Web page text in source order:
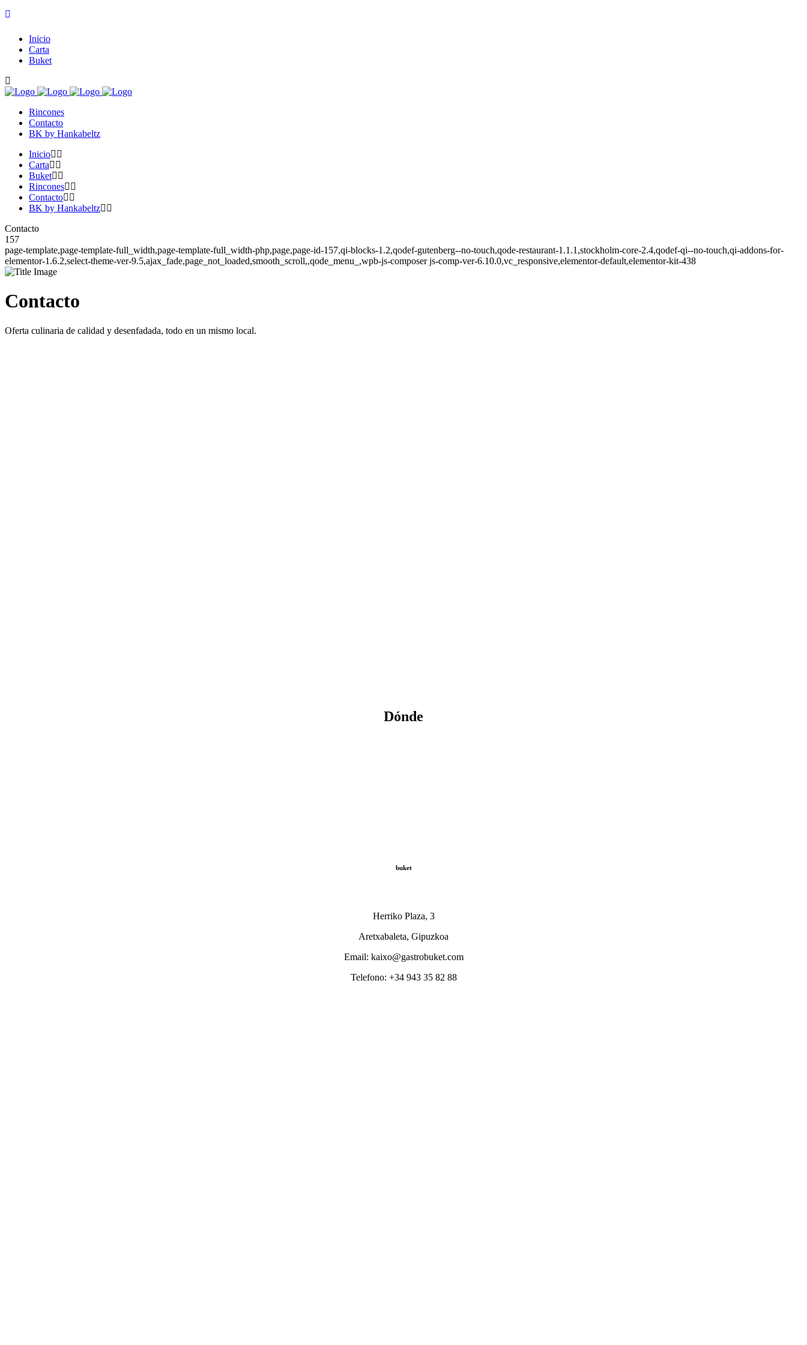
Inicio
Carta
Buket
Rincones
Contacto
BK by Hankabeltz
Inicio
Carta
Buket
Rincones
Contacto
BK by Hankabeltz
Contacto
157
page-template,page-template-full_width,page-template-full_width-php,page,page-id-157,qi-blocks-1.2,qodef-gutenberg--no-touch,qode-restaurant-1.1.1,stockholm-core-2.4,qodef-qi--no-touch,qi-addons-for-
elementor-1.6.2,select-theme-ver-9.5,ajax_fade,page_not_loaded,smooth_scroll,,qode_menu_,wpb-js-composer js-comp-ver-6.10.0,vc_responsive,elementor-default,elementor-kit-438
Contacto
Oferta culinaria de calidad y desenfadada, todo en un mismo local.
Dónde
buket
Herriko Plaza, 3
Aretxabaleta, Gipuzkoa
Email: kaixo@gastrobuket.com
Telefono: +34 943 35 82 88